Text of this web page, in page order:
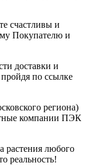
счастливы и
Покупателю и
доставки и
по ссылке
региона)
компании ПЭК
растения любого
реальность!